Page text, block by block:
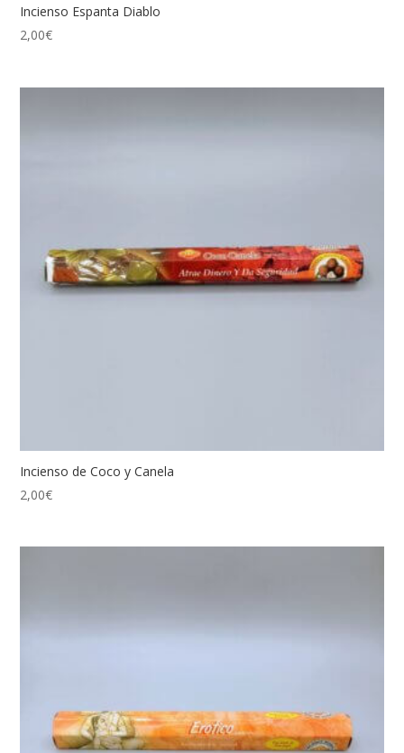
Incienso Espanta Diablo
2,00€
Incienso de Coco y Canela
2,00€